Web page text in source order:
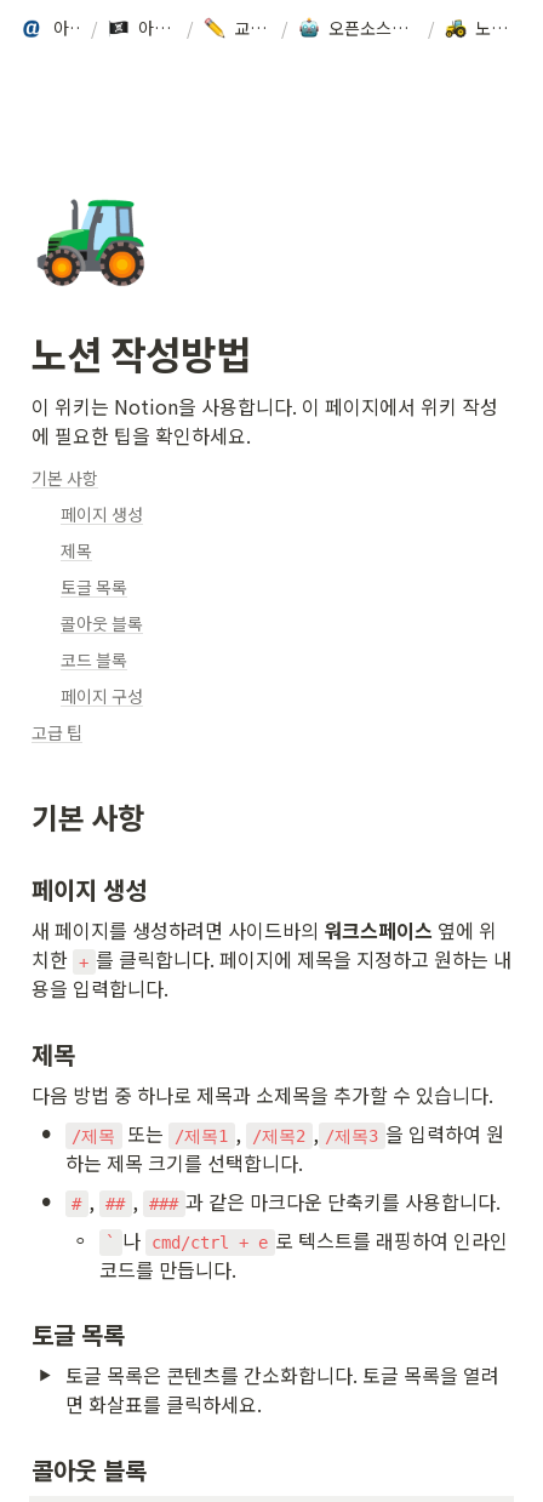
아카이브랩 / 아카이브 툴킷 / 교육 프로그램 / 오픈소스로 아카이브 만들기 (2021) 서울기록원 / 노션 작성방법
🚜
노션 작성방법
이 위키는 Notion을 사용합니다. 이 페이지에서 위키 작성
에 필요한 팁을 확인하세요.
기본 사항
페이지 생성
제목
토글 목록
콜아웃 블록
코드 블록
페이지 구성
고급 팁
기본 사항
페이지 생성
새 페이지를 생성하려면 사이드바의 워크스페이스 옆에 위
치한 + 를 클릭합니다. 페이지에 제목을 지정하고 원하는 내
용을 입력합니다.
제목
다음 방법 중 하나로 제목과 소제목을 추가할 수 있습니다.
• /제목 또는 /제목1 , /제목2 , /제목3 을 입력하여 원
하는 제목 크기를 선택합니다.
• # , ## , ### 과 같은 마크다운 단축키를 사용합니다.
◦ ` 나 cmd/ctrl + e 로 텍스트를 래핑하여 인라인
코드를 만듭니다.
토글 목록
토글 목록은 콘텐츠를 간소화합니다. 토글 목록을 열려
면 화살표를 클릭하세요.
콜아웃 블록